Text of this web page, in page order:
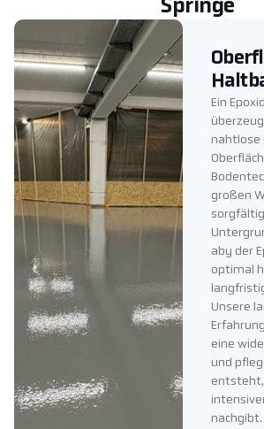
Springe
Ein
nahtlose
großen
aby der
optimal
Unsere
eine
und
entsteht,
nachgibt.